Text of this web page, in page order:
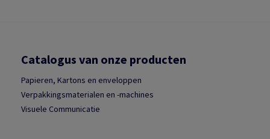
Catalogus van onze producten
Papieren, Kartons en enveloppen
Verpakkingsmaterialen en -machines
Visuele Communicatie